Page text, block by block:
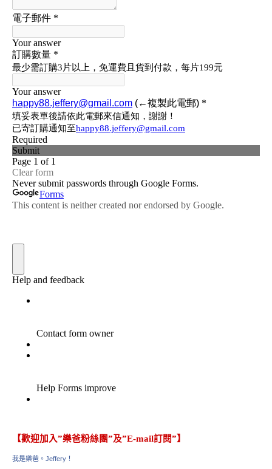
【歡迎加入”樂爸粉絲團”及”E-mail訂閱”】
我是樂爸。Jeffery！